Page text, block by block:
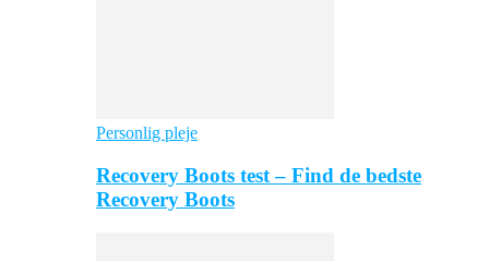
Personlig pleje
Recovery Boots test – Find de bedste
Recovery Boots